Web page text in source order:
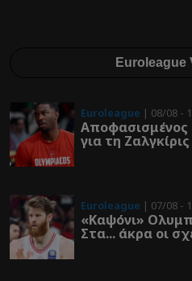
Euroleague
Euroleague | 08/08 -
Αποφασισμένος
για τη Ζαλγκίρις
Euroleague | 07/08 -
«Καψόνι»
Στα... άκρα οι